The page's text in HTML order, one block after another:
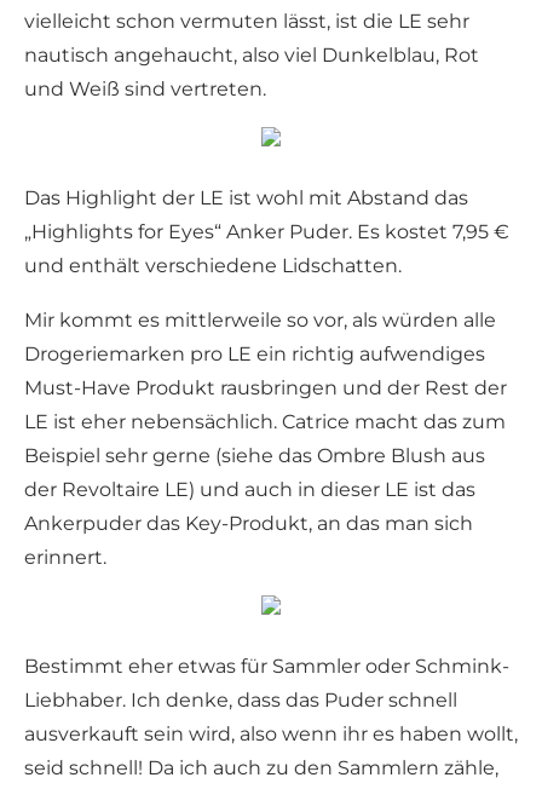
vielleicht schon vermuten lässt, ist die LE sehr
nautisch angehaucht, also viel Dunkelblau, Rot
und Weiß sind vertreten.
Das Highlight der LE ist wohl mit Abstand das
„Highlights for Eyes“ Anker Puder. Es kostet 7,95 €
und enthält verschiedene Lidschatten.
Mir kommt es mittlerweile so vor, als würden alle
Drogeriemarken pro LE ein richtig aufwendiges
Must-Have Produkt rausbringen und der Rest der
LE ist eher nebensächlich. Catrice macht das zum
Beispiel sehr gerne (siehe das Ombre Blush aus
der Revoltaire LE) und auch in dieser LE ist das
Ankerpuder das Key-Produkt, an das man sich
erinnert.
Bestimmt eher etwas für Sammler oder Schmink-
Liebhaber. Ich denke, dass das Puder schnell
ausverkauft sein wird, also wenn ihr es haben wollt,
seid schnell! Da ich auch zu den Sammlern zähle,